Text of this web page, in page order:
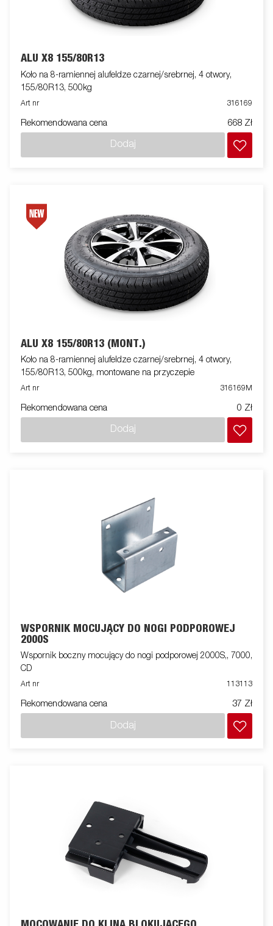
ALU X8 155/80R13
Koło na 8-ramiennej alufeldze czarnej/srebrnej, 4 otwory,
155/80R13, 500kg
Art nr 316169
Rekomendowana cena 668 Zł
Dodaj
ALU X8 155/80R13 (MONT.)
Koło na 8-ramiennej alufeldze czarnej/srebrnej, 4 otwory,
155/80R13, 500kg, montowane na przyczepie
Art nr 316169M
Rekomendowana cena 0 Zł
Dodaj
WSPORNIK MOCUJĄCY DO NOGI PODPOROWEJ
2000S
Wspornik boczny mocujący do nogi podporowej 2000S,, 7000,
CD
Art nr 113113
Rekomendowana cena 37 Zł
Dodaj